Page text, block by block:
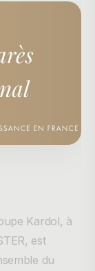
Kardol, à
est
du